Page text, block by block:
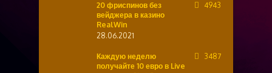
20 фриспинов без
вейджера в казино
RealWin
28.06.2021
4943
Каждую неделю
получайте 10 евро в Live
3487